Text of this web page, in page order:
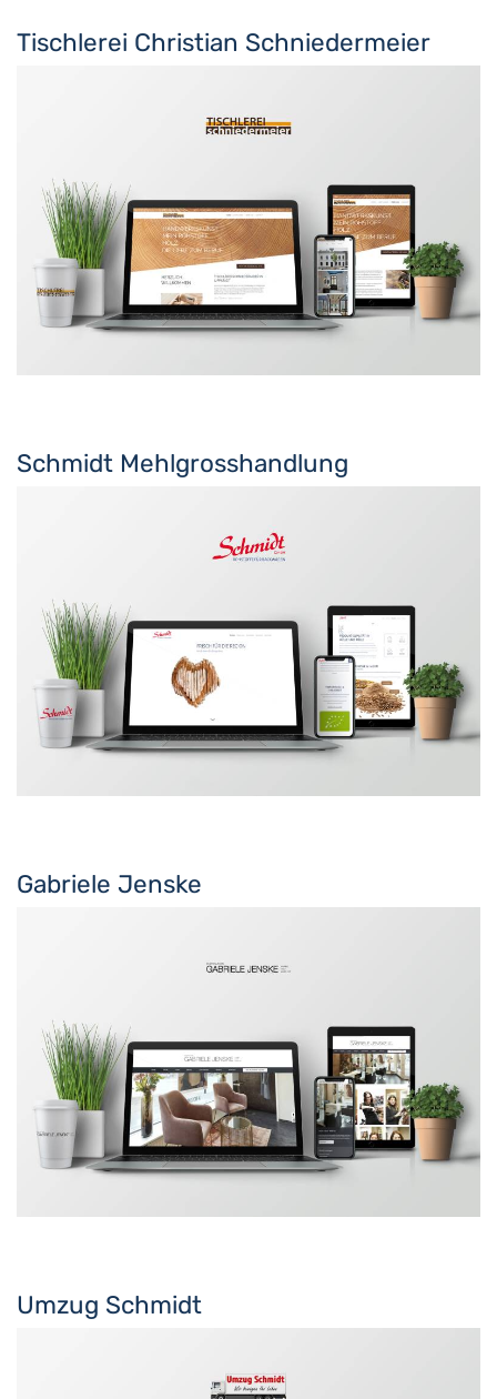
Tischlerei Christian Schniedermeier
Schmidt Mehlgrosshandlung
Gabriele Jenske
Umzug Schmidt